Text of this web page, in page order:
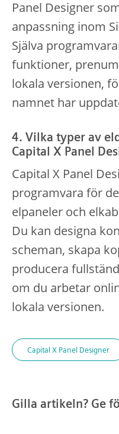
Panel Designer
anpassning inom
Själva
funktioner,
lokala versionen,
namnet har
4. Vilka typer av
Capital X Panel
Capital X Panel
programvara för
elpaneler och
Du kan designa
scheman, skapa
producera
om du arbetar
lokala versionen.
Capital X Panel Designer
Gilla artikeln? Ge